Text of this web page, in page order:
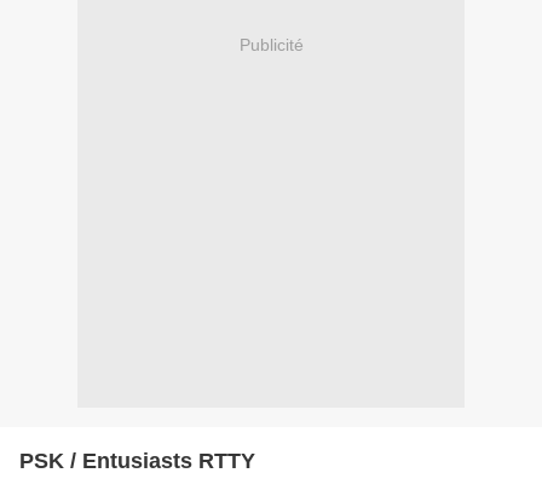
Publicité
PSK / Entusiasts RTTY